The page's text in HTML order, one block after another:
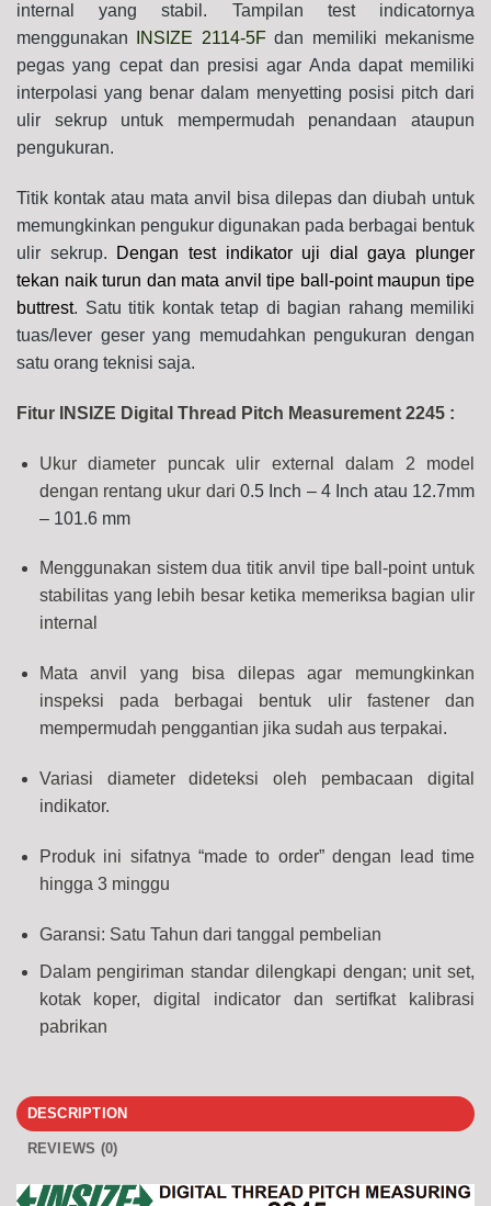
internal yang stabil. Tampilan test indicatornya
menggunakan
INSIZE 2114-5Fdan memiliki mekanisme
pegas yang cepat dan presisi agar Anda dapat memiliki
interpolasi yang benar dalam menyetting posisi pitch dari
ulir sekrup untuk mempermudah penandaan ataupun
pengukuran.
Titik kontak atau mata anvil bisa dilepas dan diubah untuk
memungkinkan pengukur digunakan pada berbagai bentuk
ulir sekrup.
Dengan test indikator uji dial gaya plunger
tekan naik turun dan mata anvil tipe ball-point maupun tipe
buttrest. Satu titik kontak tetap di bagian rahang memiliki
tuas/lever geser yang memudahkan pengukuran dengan
satu orang teknisi saja.
Fitur INSIZE Digital Thread Pitch Measurement 2245 :
Ukur diameter puncak ulir external dalam 2 model
dengan rentang ukur dari0.5 Inch – 4 Inch atau 12.7mm
– 101.6 mm
Menggunakan sistem dua titik anvil tipe ball-point untuk
stabilitas yang lebih besar ketika memeriksa bagian ulir
internal
Mata anvil yang bisa dilepas agar memungkinkan
inspeksi pada berbagai bentuk ulir fastener dan
mempermudah penggantian jika sudah aus terpakai.
Variasi diameter dideteksi oleh pembacaan digital
indikator.
Produk ini sifatnya “made to order” dengan lead time
hingga 3 minggu
Garansi: Satu Tahun dari tanggal pembelian
Dalam pengiriman standar dilengkapi dengan; unit set,
kotak koper, digital indicator dan sertifkat kalibrasi
pabrikan
DESCRIPTION
REVIEWS (0)